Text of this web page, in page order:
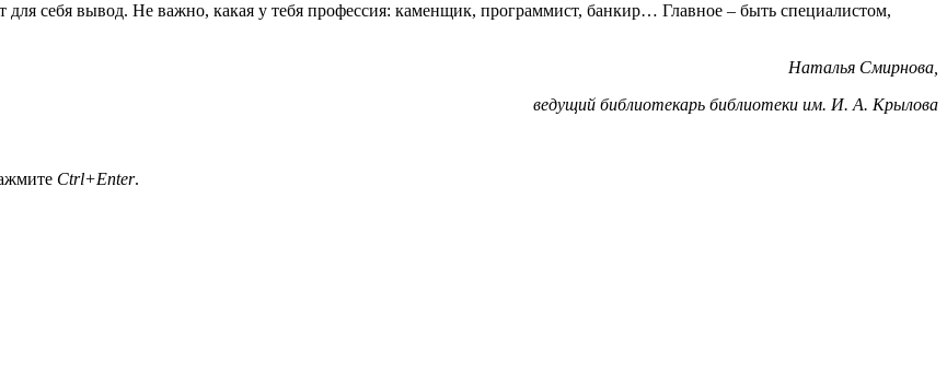
для себя вывод. Не важно, какая у тебя профессия: каменщик, программист, банкир… Главное – быть специалистом,
Наталья Смирнова,
ведущий библиотекарь библиотеки им. И. А. Крылова
Ctrl+Enter.